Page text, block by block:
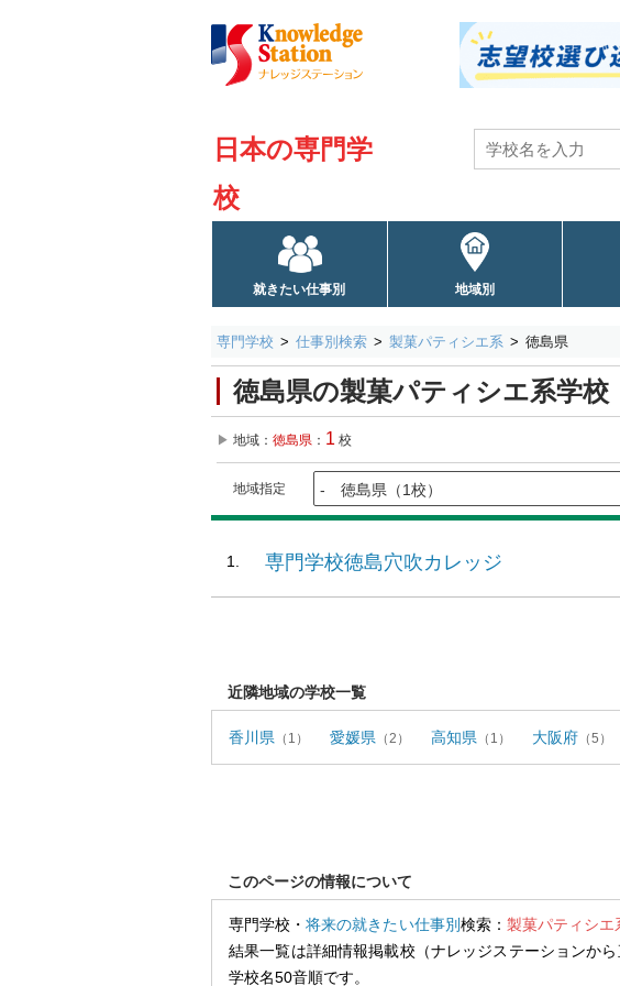
日本の専門学
校
就きたい仕事別 地域別
専門学校 仕事別検索 製菓パティシエ系 徳島県
徳島県の製菓パティシエ系学校
地域： 徳島県 ： 1 校
地域指定
専門学校徳島穴吹カレッジ
近隣地域の学校一覧
香川県 （1） 愛媛県 （2） 高知県 （1） 大阪府 （5）
このページの情報について
専門学校・将来の就きたい仕事別検索： 製菓パティシエ
結果一覧は詳細情報掲載校（ナレッジステーションか
学校名50音順です。